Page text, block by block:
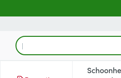
Product, merk, categorie...